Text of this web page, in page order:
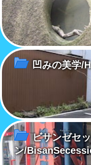
凹みの美学/
ビサンゼセ
ン/